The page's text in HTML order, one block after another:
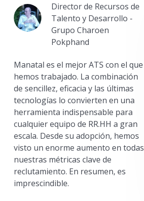
Director de Recursos de
Talento y Desarrollo -
Grupo Charoen
Pokphand
Manatal es el mejor ATS con el que
hemos trabajado. La combinación
de sencillez, eficacia y las últimas
tecnologías lo convierten en una
herramienta indispensable para
cualquier equipo de RR.HH a gran
escala. Desde su adopción, hemos
visto un enorme aumento en todas
nuestras métricas clave de
reclutamiento. En resumen, es
imprescindible.